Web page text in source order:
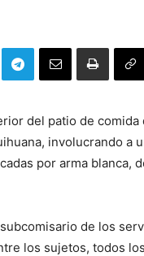
del patio de
involucrando a
por arma blanca,
de los
los sujetos, todos